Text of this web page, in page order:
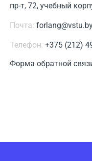
пр-т, 72, учебный
Почта:
Телефон: +375 (212)
Форма обратной